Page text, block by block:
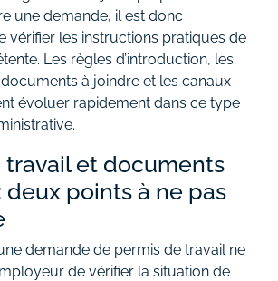
une demande, il est donc
vérifier les instructions pratiques de
Les règles d’introduction, les
à joindre et les canaux
évoluer rapidement dans ce type
travail et documents
deux points à ne pas
demande de permis de travail ne
de vérifier la situation de